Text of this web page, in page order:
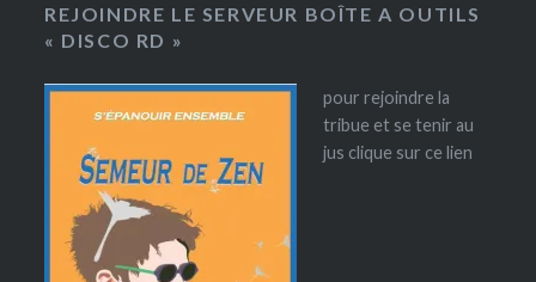
REJOINDRE LE SERVEUR BOÎTE A OUTILS
« DISCO RD »
pour rejoindre la
tribue et se tenir au
jus clique sur ce lien